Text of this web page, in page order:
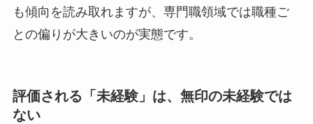
も傾向を読み取れますが、専門職領域では職種ご
との偏りが大きいのが実態です。
評価される「未経験」は、無印の未経験では
ない